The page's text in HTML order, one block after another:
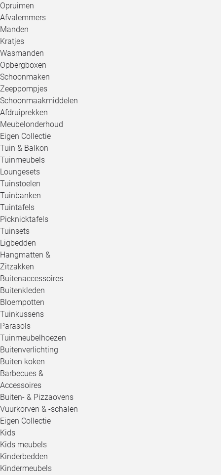
Opruimen
Afvalemmers
Manden
Kratjes
Wasmanden
Opbergboxen
Schoonmaken
Zeeppompjes
Schoonmaakmiddelen
Afdruiprekken
Meubelonderhoud
Eigen Collectie
Tuin & Balkon
Tuinmeubels
Loungesets
Tuinstoelen
Tuinbanken
Tuintafels
Picknicktafels
Tuinsets
Ligbedden
Hangmatten &
Zitzakken
Buitenaccessoires
Buitenkleden
Bloempotten
Tuinkussens
Parasols
Tuinmeubelhoezen
Buitenverlichting
Buiten koken
Barbecues &
Accessoires
Buiten- & Pizzaovens
Vuurkorven & -schalen
Eigen Collectie
Kids
Kids meubels
Kinderbedden
Kindermeubels